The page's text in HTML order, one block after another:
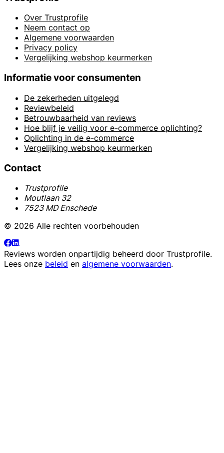
Over Trustprofile
Neem contact op
Algemene voorwaarden
Privacy policy
Vergelijking webshop keurmerken
Informatie voor consumenten
De zekerheden uitgelegd
Reviewbeleid
Betrouwbaarheid van reviews
Hoe blijf je veilig voor e-commerce oplichting?
Oplichting in de e-commerce
Vergelijking webshop keurmerken
Contact
Trustprofile
Moutlaan 32
7523 MD Enschede
© 2026 Alle rechten voorbehouden
Reviews worden onpartijdig beheerd door Trustprofile.
Lees onze beleid en algemene voorwaarden.